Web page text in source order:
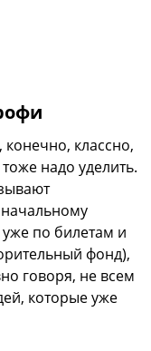
конечно, классно,
надо уделить.
по билетам и
фонд),
говоря, не всем
которые уже